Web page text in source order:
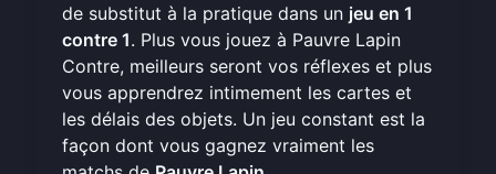
de substitut à la pratique dans un jeu en 1
contre 1. Plus vous jouez à Pauvre Lapin
Contre, meilleurs seront vos réflexes et plus
vous apprendrez intimement les cartes et
les délais des objets. Un jeu constant est la
façon dont vous gagnez vraiment les